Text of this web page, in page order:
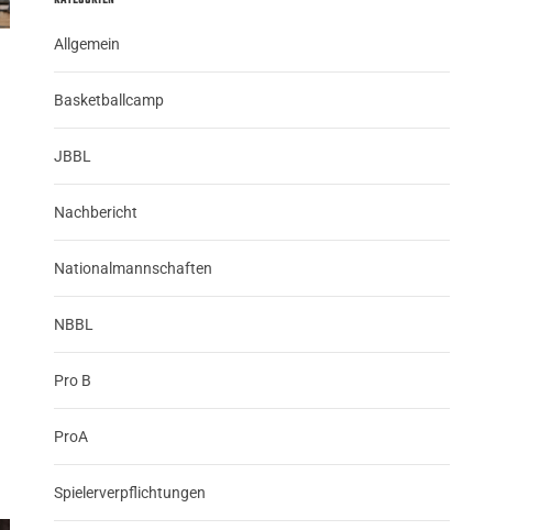
Allgemein
Basketballcamp
JBBL
Nachbericht
Nationalmannschaften
NBBL
Pro B
ProA
Spielerverpflichtungen